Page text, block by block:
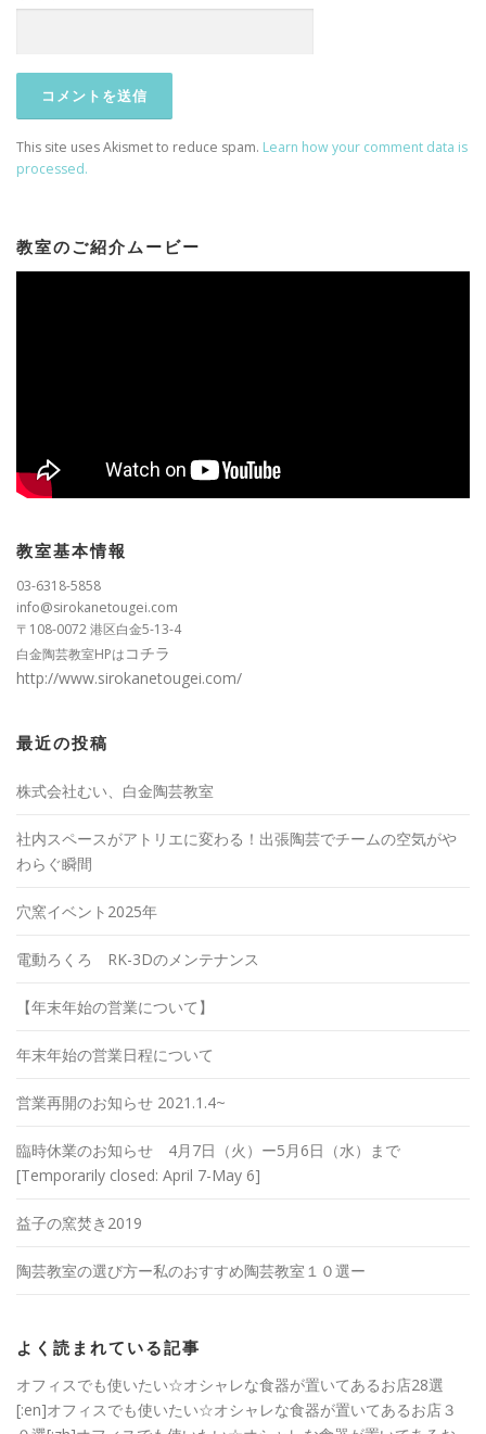
This site uses Akismet to reduce spam. Learn how your comment data is
processed.
教室のご紹介ムービー
教室基本情報
03-6318-5858
info@sirokanetougei.com
〒108-0072 港区白金5-13-4
白金陶芸教室HPはコチラ
http://www.sirokanetougei.com/
最近の投稿
株式会社むい、白金陶芸教室
社内スペースがアトリエに変わる！出張陶芸でチームの空気がや
わらぐ瞬間
穴窯イベント2025年
電動ろくろ RK-3Dのメンテナンス
【年末年始の営業について】
年末年始の営業日程について
営業再開のお知らせ 2021.1.4~
臨時休業のお知らせ 4月7日（火）ー5月6日（水）まで
[Temporarily closed: April 7-May 6]
益子の窯焚き2019
陶芸教室の選び方ー私のおすすめ陶芸教室１０選ー
よく読まれている記事
オフィスでも使いたい☆オシャレな食器が置いてあるお店28選
[:en]オフィスでも使いたい☆オシャレな食器が置いてあるお店３